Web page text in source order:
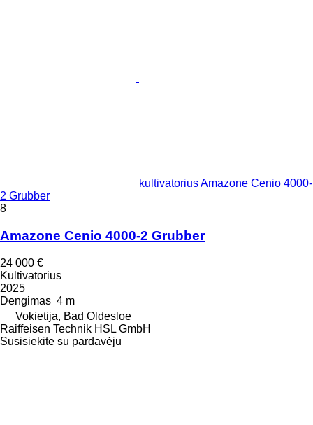
kultivatorius Amazone Cenio 4000-
2 Grubber
8
Amazone Cenio 4000-2 Grubber
24 000 €
Kultivatorius
2025
Dengimas 4 m
Vokietija, Bad Oldesloe
Raiffeisen Technik HSL GmbH
Susisiekite su pardavėju